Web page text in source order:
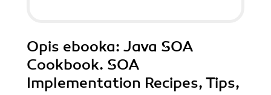
Opis ebooka: Java SOA
Cookbook. SOA
Implementation Recipes, Tips,